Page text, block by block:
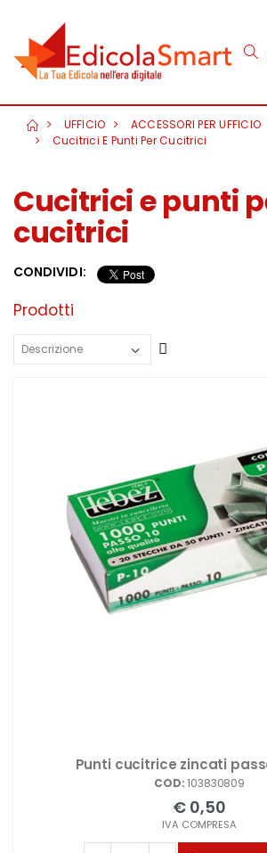
UFFICIO
ACCESSORI PER UFFICIO
Cucitrici E Punti Per Cucitrici
Cucitrici e punti
cucitrici
CONDIVIDI:
Prodotti
Punti cucitrice zincati
COD:103830809
€ 0,50
IVA COMPRESA